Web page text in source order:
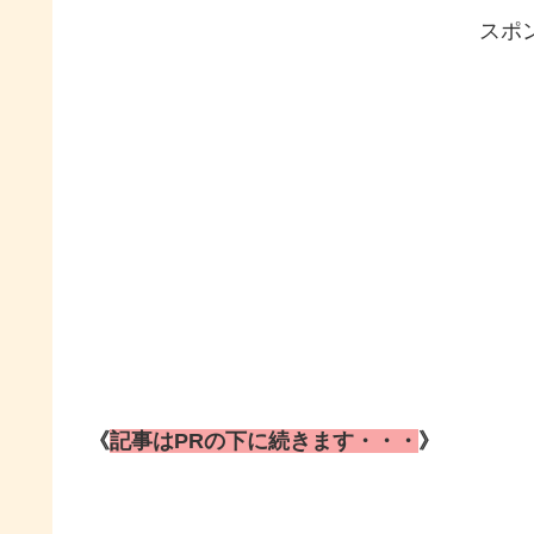
スポ
《記事はPRの下に続きます・・・ 》